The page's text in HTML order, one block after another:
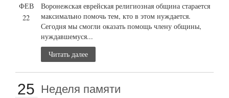
ФЕВ
22
Воронежская еврейская религиозная община старается
максимально помочь тем, кто в этом нуждается.
Сегодня мы смогли оказать помощь члену общины,
нуждавшемуся...
Читать далее
25 Неделя памяти